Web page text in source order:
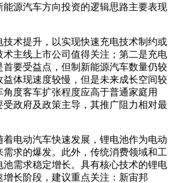
源汽车方向投资的逻辑思路主要表现
术提升，以实现快速充电技术制约或
主线上市公司值得关注；第二是充电
要受益点，但制新能源汽车数量仍较
益体现速度较慢，但是未来成长空间较
度客车扩张程度应高于普通家庭用
政府及政策主导，其推广阻力相对最
电动汽车快速发展，锂电池作为电动
求的爆发。此外，传统消费领域和工
池需求稳定增长。具有核心技术的锂电
长阶段，建议重点关注：新宙邦